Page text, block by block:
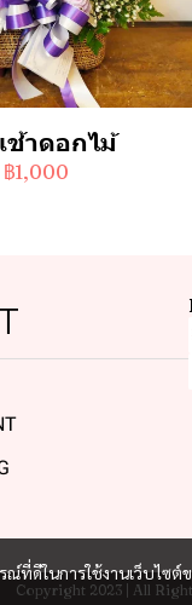
ช้าดอกไม้
฿1,000
ดีในการใช้งานเว็บไซต์
Copyright 2023 | All